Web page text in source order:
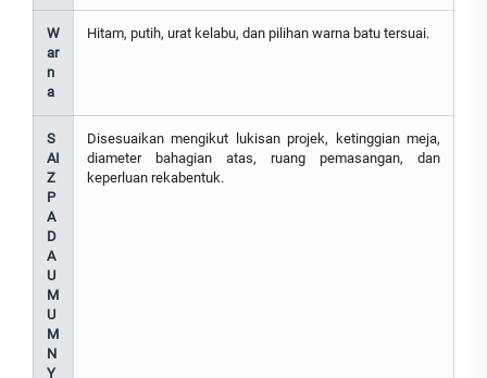
W
ar
n
a
Hitam, putih, urat kelabu, dan pilihan warna batu tersuai.
S
AI
Z
P
A
D
A
U
M
U
M
N
Y
Disesuaikan mengikut lukisan projek, ketinggian meja,
diameter bahagian atas, ruang pemasangan, dan
keperluan rekabentuk.